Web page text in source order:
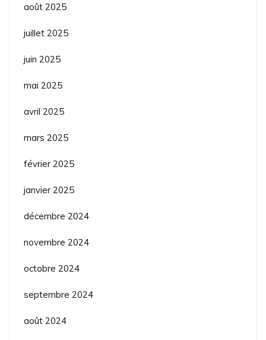
août 2025
juillet 2025
juin 2025
mai 2025
avril 2025
mars 2025
février 2025
janvier 2025
décembre 2024
novembre 2024
octobre 2024
septembre 2024
août 2024